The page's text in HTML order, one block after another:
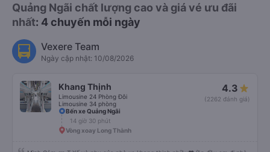
Quảng Ngãi chất lượng cao và giá vé ưu đãi
nhất: 4 chuyến mỗi ngày
Vexere Team
Ngày cập nhật: 10/08/2026
Khang Thịnh
Limousine 24 Phòng Đôi
Limousine 34 phòng
4.3
(2262 đánh giá)
Bến xe Quảng Ngãi
14 giờ 30 phút
Vòng xoay Long Thành